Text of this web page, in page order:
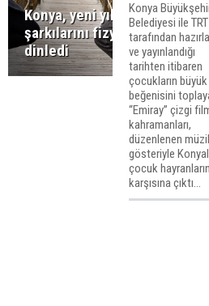
Konya, yeni yılın ilk
şarkılarını fizy’den
dinledi
Konya
Belediyesi ile TRT
tarafından
ve yayınlandığı
tarihten itibaren
çocukların büyük
beğenisini
“Emiray” çizgi
kahramanları,
düzenlenen
gösteriyle
çocuk
karşısına çıktı...